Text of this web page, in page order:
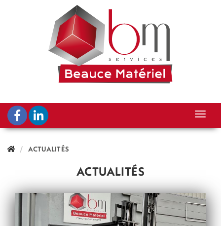
ACTUALITÉS
ACTUALITÉS